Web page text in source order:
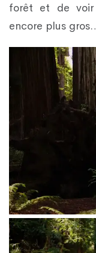
forêt et de voir
encore plus